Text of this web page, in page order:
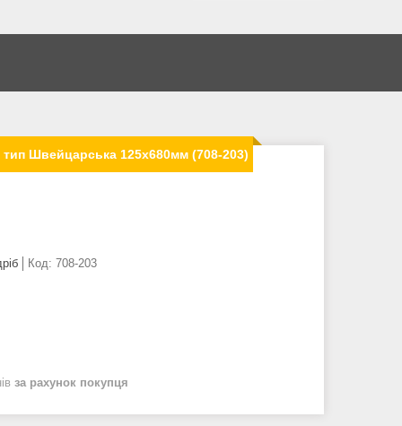
тип Швейцарська 125х680мм (708-203)
Код: 708-203
за рахунок покупця